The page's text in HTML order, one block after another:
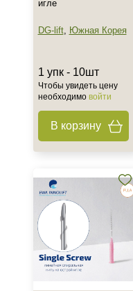
Нитевой лифтинг
игле
DG-lift, Южная Корея
1 упк - 10шт
Чтобы увидеть цену
необходимо войти
В корзину